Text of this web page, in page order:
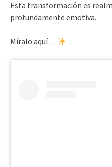
Esta transformación es
profundamente emotiva.
Míralo aquí…